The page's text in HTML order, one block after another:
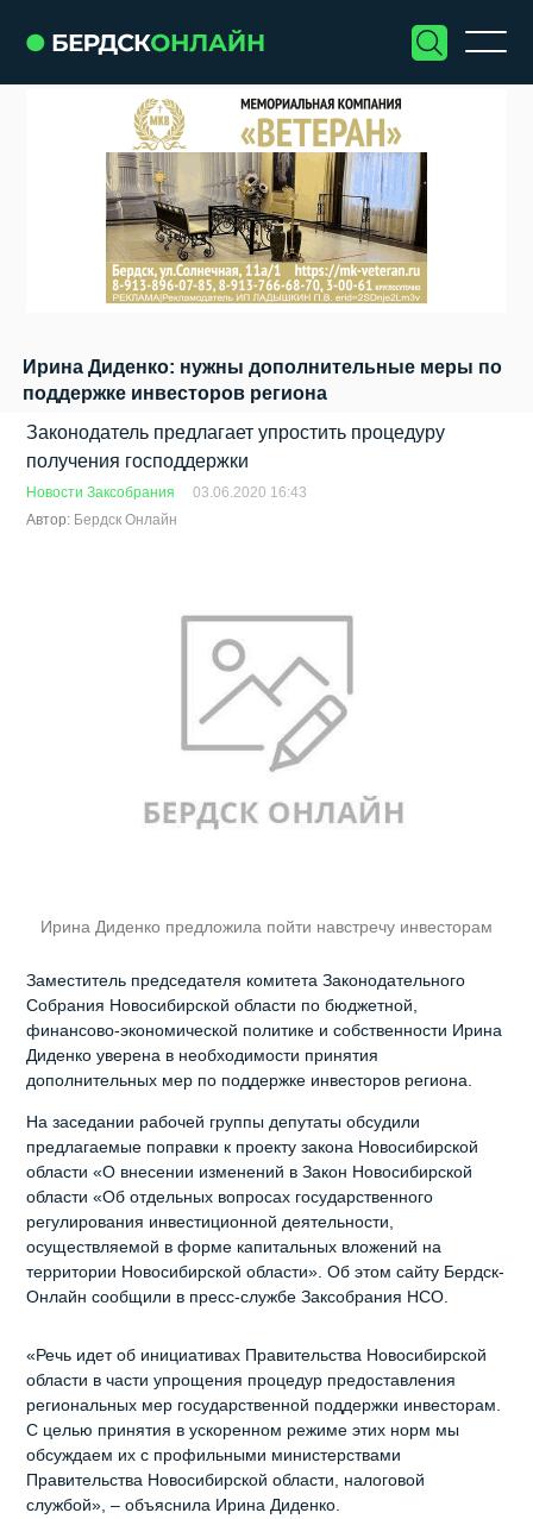
Ирина Диденко: нужны дополнительные меры по
поддержке инвесторов региона
Законодатель предлагает упростить процедуру
получения господдержки
Новости Заксобрания
03.06.2020 16:43
Автор: Бердск Онлайн
Ирина Диденко предложила пойти навстречу инвесторам
Заместитель председателя комитета Законодательного
Собрания Новосибирской области по бюджетной,
финансово-экономической политике и собственности Ирина
Диденко уверена в необходимости принятия
дополнительных мер по поддержке инвесторов региона.
На заседании рабочей группы депутаты обсудили
предлагаемые поправки к проекту закона Новосибирской
области «О внесении изменений в Закон Новосибирской
области «Об отдельных вопросах государственного
регулирования инвестиционной деятельности,
осуществляемой в форме капитальных вложений на
территории Новосибирской области». Об этом сайту Бердск-
Онлайн сообщили в пресс-службе Заксобрания НСО.
«Речь идет об инициативах Правительства Новосибирской
области в части упрощения процедур предоставления
региональных мер государственной поддержки инвесторам.
С целью принятия в ускоренном режиме этих норм мы
обсуждаем их с профильными министерствами
Правительства Новосибирской области, налоговой
службой», – объяснила Ирина Диденко.